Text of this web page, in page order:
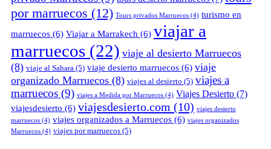
por marruecos (12) Tours privados Marruecos (4) turismo en
marruecos (6) Viajar a Marrakech (6) viajar a
marruecos (22) viaje al desierto Marruecos
(8) viaje al Sahara (5) viaje desierto marruecos (6) viaje
organizado Marruecos (8) viajes al desierto (5) viajes a
marruecos (9) viajes a Medida por Marruecos (4) Viajes Desierto (7)
viajesdesierto (6) viajesdesierto.com (10) viajes desierto
marruecos (4) viajes organizados a Marruecos (6) viajes organizados
Marruecos (4) viajes por marruecos (5)